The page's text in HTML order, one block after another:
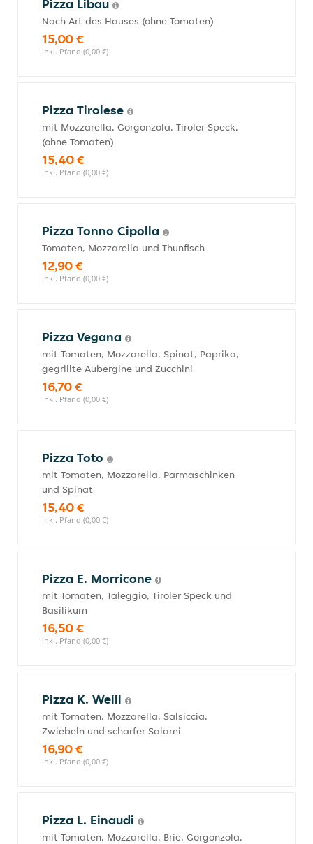
Pizza Libau
Nach Art des Hauses (ohne Tomaten)
15,00 €
inkl. Pfand (0,00 €)
Pizza Tirolese
mit Mozzarella, Gorgonzola, Tiroler Speck,
(ohne Tomaten)
15,40 €
inkl. Pfand (0,00 €)
Pizza Tonno Cipolla
Tomaten, Mozzarella und Thunfisch
12,90 €
inkl. Pfand (0,00 €)
Pizza Vegana
mit Tomaten, Mozzarella, Spinat, Paprika,
gegrillte Aubergine und Zucchini
16,70 €
inkl. Pfand (0,00 €)
Pizza Toto
mit Tomaten, Mozzarella, Parmaschinken
und Spinat
15,40 €
inkl. Pfand (0,00 €)
Pizza E. Morricone
mit Tomaten, Taleggio, Tiroler Speck und
Basilikum
16,50 €
inkl. Pfand (0,00 €)
Pizza K. Weill
mit Tomaten, Mozzarella, Salsiccia,
Zwiebeln und scharfer Salami
16,90 €
inkl. Pfand (0,00 €)
Pizza L. Einaudi
mit Tomaten, Mozzarella, Brie, Gorgonzola,